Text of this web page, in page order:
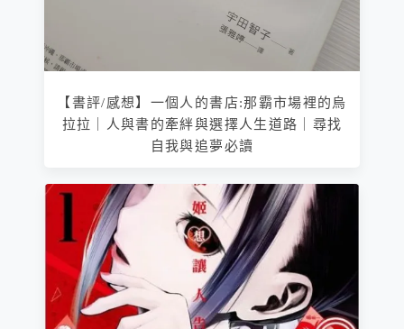
【書評/感想】一個人的書店:那霸市場裡的烏
拉拉｜人與書的牽絆與選擇人生道路｜尋找
自我與追夢必讀